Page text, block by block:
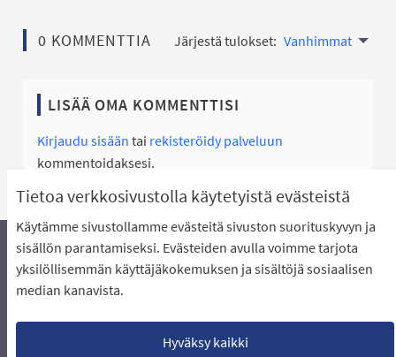
Tietoa verkkosivustolla käytetyistä evästeistä
Käytämme sivustollamme evästeitä sivuston suorituskyvyn ja
sisällön parantamiseksi. Evästeiden avulla voimme tarjota
yksilöllisemmän käyttäjäkokemuksen ja sisältöjä sosiaalisen
median kanavista.
Hyväksy kaikki
0 KOMMENTTIA Järjestä tulokset: Vanhimmat
LISÄÄ OMA KOMMENTTISI
Kirjaudu sisään tai rekisteröidy palveluun
kommentoidaksesi.
Äänestyksen pikaohjeet
Usein kysytyt kysymykset
Näin äänestät Asukasbudjetissa
Lataa avoimet datatiedostot